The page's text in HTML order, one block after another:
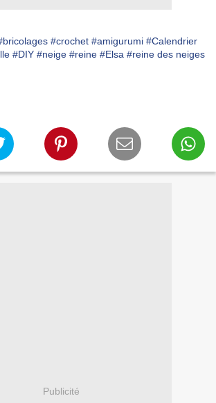
#crochet #amigurumi #Calendrier
#DIY #neige #reine #Elsa #reine des neiges
Publicité